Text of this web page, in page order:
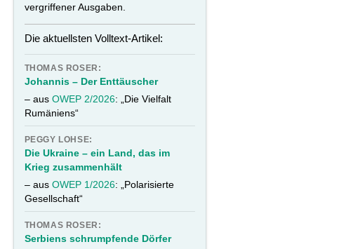
vergriffener Ausgaben.
Die aktuellsten Volltext-Artikel:
THOMAS ROSER:
Johannis – Der Enttäuscher
– aus OWEP 2/2026: „Die Vielfalt
Rumäniens“
PEGGY LOHSE:
Die Ukraine – ein Land, das im
Krieg zusammenhält
– aus OWEP 1/2026: „Polarisierte
Gesellschaft“
THOMAS ROSER:
Serbiens schrumpfende Dörfer